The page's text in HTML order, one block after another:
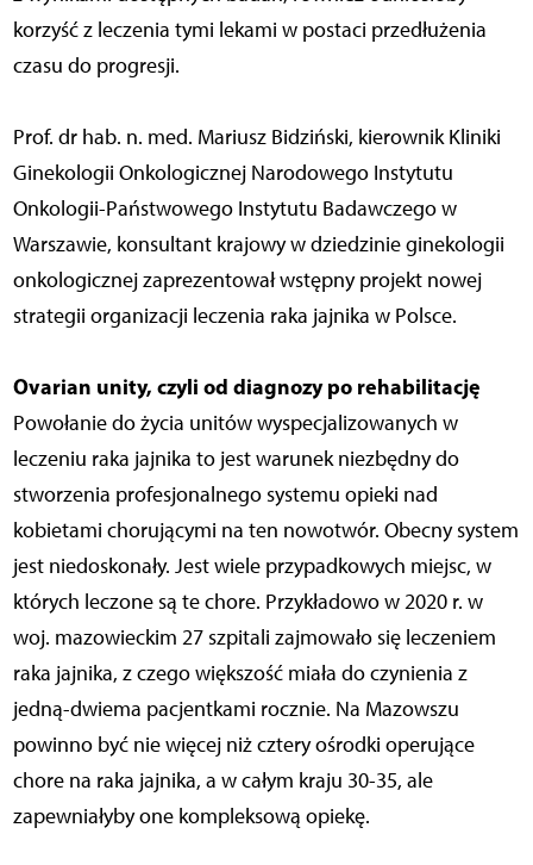
korzyść z leczenia tymi lekami w postaci przedłużenia
czasu do progresji.
Prof. dr hab. n. med. Mariusz Bidziński, kierownik Kliniki
Ginekologii Onkologicznej Narodowego Instytutu
Onkologii-Państwowego Instytutu Badawczego w
Warszawie, konsultant krajowy w dziedzinie ginekologii
onkologicznej zaprezentował wstępny projekt nowej
strategii organizacji leczenia raka jajnika w Polsce.
Ovarian unity, czyli od diagnozy po rehabilitację
Powołanie do życia unitów wyspecjalizowanych w
leczeniu raka jajnika to jest warunek niezbędny do
stworzenia profesjonalnego systemu opieki nad
kobietami chorującymi na ten nowotwór. Obecny system
jest niedoskonały. Jest wiele przypadkowych miejsc, w
których leczone są te chore. Przykładowo w 2020 r. w
woj. mazowieckim 27 szpitali zajmowało się leczeniem
raka jajnika, z czego większość miała do czynienia z
jedną-dwiema pacjentkami rocznie. Na Mazowszu
powinno być nie więcej niż cztery ośrodki operujące
chore na raka jajnika, a w całym kraju 30-35, ale
zapewniałyby one kompleksową opiekę.